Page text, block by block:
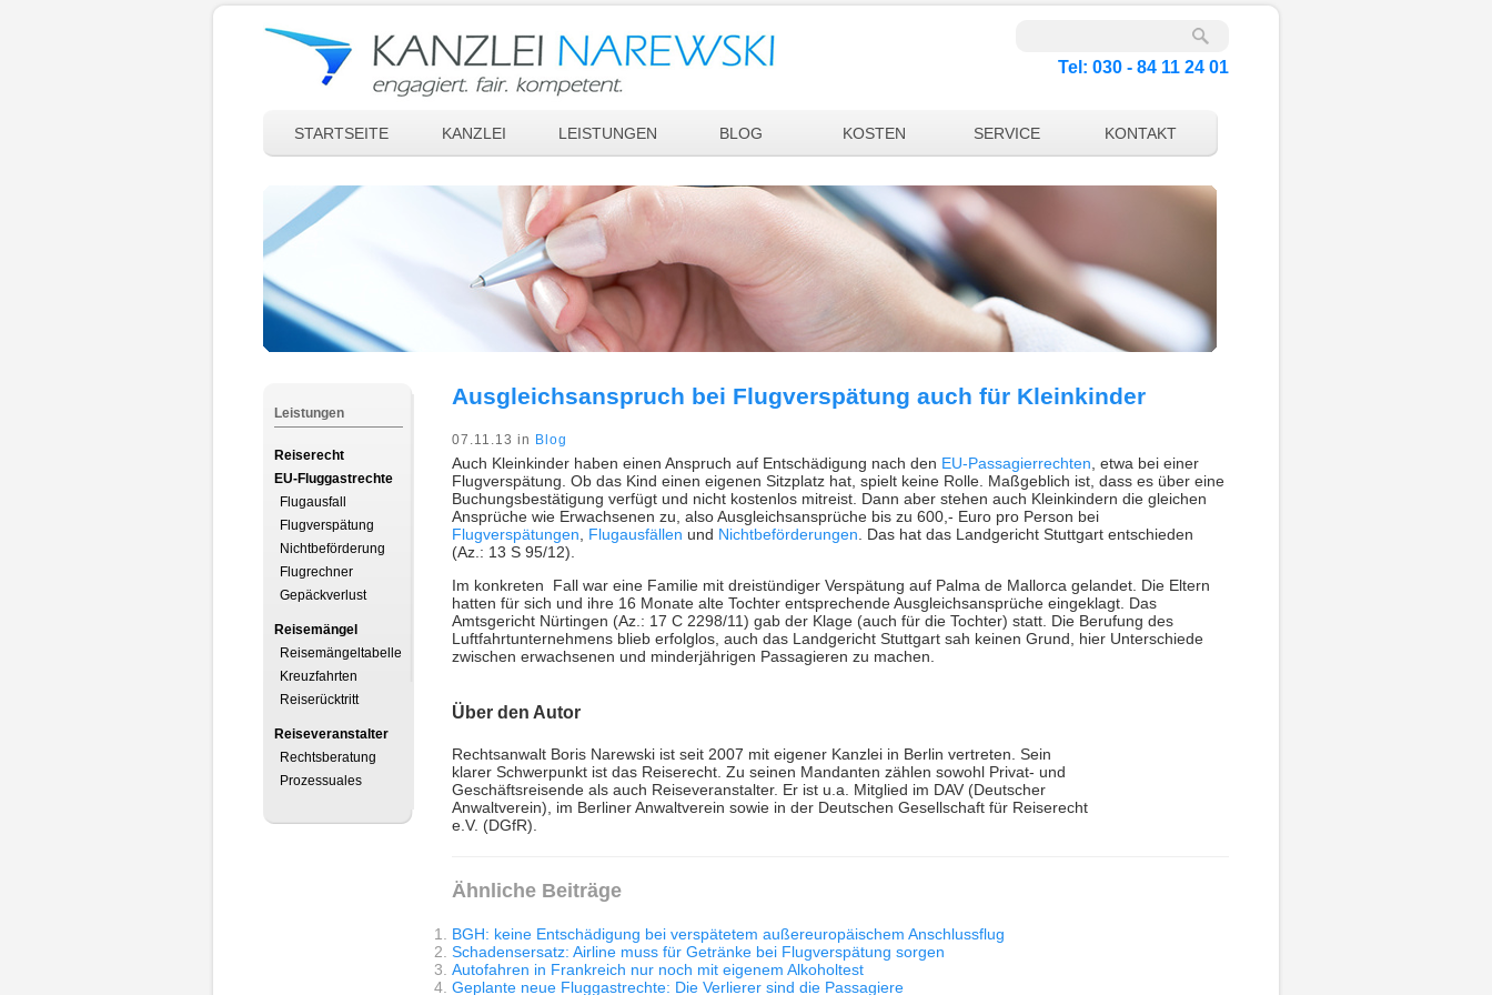
Tel: 030 - 84 11 24 01
STARTSEITE KANZLEI LEISTUNGEN BLOG KOSTEN SERVICE KONTAKT
Ausgleichsanspruch bei Flugverspätung auch für Kleinkinder
07.11.13 in Blog
Auch Kleinkinder haben einen Anspruch auf Entschädigung nach den EU-Passagierrechten , etwa bei einer
Flugverspätung. Ob das Kind einen eigenen Sitzplatz hat, spielt keine Rolle. Maßgeblich ist, dass es über eine
Buchungsbestätigung verfügt und nicht kostenlos mitreist. Dann aber stehen auch Kleinkindern die gleichen
Ansprüche wie Erwachsenen zu, also Ausgleichsansprüche bis zu 600,- Euro pro Person bei
Flugverspätungen
Flugausfällen und Nichtbeförderungen . Das hat das Landgericht Stuttgart entschieden
(Az.: 13 S 95/12).
Im konkreten Fall war eine Familie mit dreistündiger Verspätung auf Palma de Mallorca gelandet. Die Eltern
hatten für sich und ihre 16 Monate alte Tochter entsprechende Ausgleichsansprüche eingeklagt. Das
Amtsgericht Nürtingen (Az.: 17 C 2298/11) gab der Klage (auch für die Tochter) statt. Die Berufung des
Luftfahrtunternehmens blieb erfolglos, auch das Landgericht Stuttgart sah keinen Grund, hier Unterschiede
zwischen erwachsenen und minderjährigen Passagieren zu machen.
Über den Autor
Rechtsanwalt Boris Narewski ist seit 2007 mit eigener Kanzlei in Berlin vertreten. Sein
klarer Schwerpunkt ist das Reiserecht. Zu seinen Mandanten zählen sowohl Privat- und
Geschäftsreisende als auch Reiseveranstalter. Er ist u.a. Mitglied im DAV (Deutscher
Anwaltverein), im Berliner Anwaltverein sowie in der Deutschen Gesellschaft für Reiserecht
e.V. (DGfR).
Ähnliche Beiträge
BGH: keine Entschädigung bei verspätetem außereuropäischem Anschlussflug
Schadensersatz: Airline muss für Getränke bei Flugverspätung sorgen
Autofahren in Frankreich nur noch mit eigenem Alkoholtest
Geplante neue Fluggastrechte: Die Verlierer sind die Passagiere
Leistungen
Reiserecht
EU-Fluggastrechte
Flugausfall
Flugverspätung
Nichtbeförderung
Flugrechner
Gepäckverlust
Reisemängel
Reisemängeltabelle
Kreuzfahrten
Reiserücktritt
Reiseveranstalter
Rechtsberatung
Prozessuales